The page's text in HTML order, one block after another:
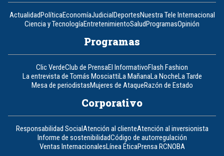
ActualidadPolíticaEconomíaJudicialDeportesNuestra Tele Internacional
Ciencia y TecnologíaEntretenimientoSaludProgramasOpinión
Programas
Clic VerdeClub de PrensaEl InformativoFlash Fashion
La entrevista de Tomás MosciattiLa MañanaLa NocheLa Tarde
Mesa de periodistasMujeres de AtaqueRazón de Estado
Corporativo
Responsabilidad SocialAtención al clienteAtención al inversionista
Informe de sostenibilidadCódigo de autorregulación
Ventas InternacionalesLínea ÉticaPrensa RCNOBA